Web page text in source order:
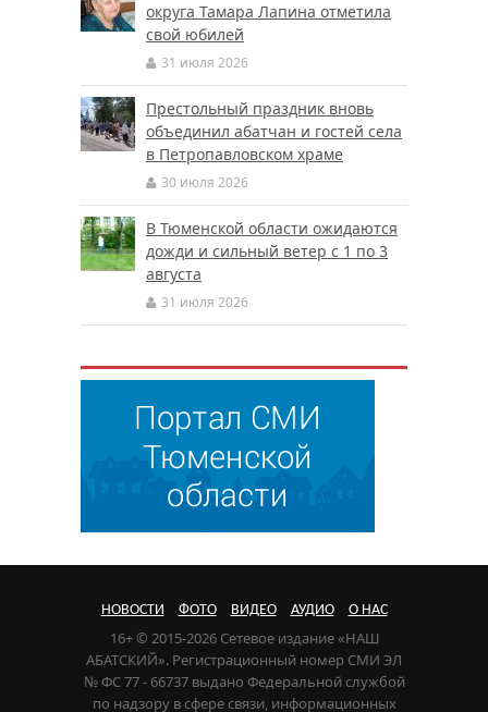
округа Тамара Лапина отметила
свой юбилей
31 июля 2026
Престольный праздник вновь
объединил абатчан и гостей села
в Петропавловском храме
30 июля 2026
В Тюменской области ожидаются
дожди и сильный ветер с 1 по 3
августа
31 июля 2026
НОВОСТИ ФОТО ВИДЕО АУДИО О НАС
16+ © 2015-2026 Сетевое издание «НАШ
АБАТСКИЙ». Регистрационный номер СМИ ЭЛ
№ ФС 77 - 66737 выдано Федеральной службой
по надзору в сфере связи, информационных